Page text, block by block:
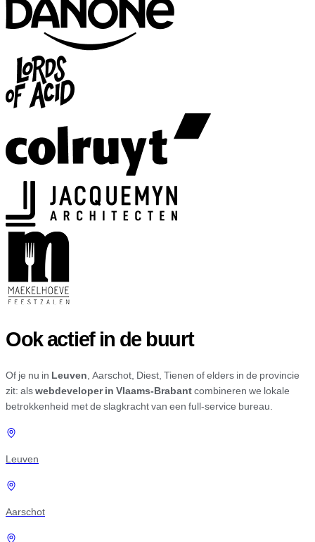
Ook actief in de buurt
Of je nu in Leuven, Aarschot, Diest, Tienen of elders in de provincie
zit: alswebdeveloper in Vlaams-Brabantcombineren we lokale
betrokkenheid met de slagkracht van een full-service bureau.
Leuven
Aarschot